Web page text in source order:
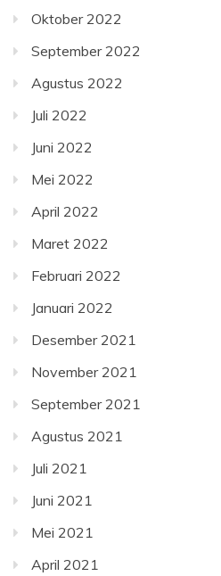
Oktober 2022
September 2022
Agustus 2022
Juli 2022
Juni 2022
Mei 2022
April 2022
Maret 2022
Februari 2022
Januari 2022
Desember 2021
November 2021
September 2021
Agustus 2021
Juli 2021
Juni 2021
Mei 2021
April 2021